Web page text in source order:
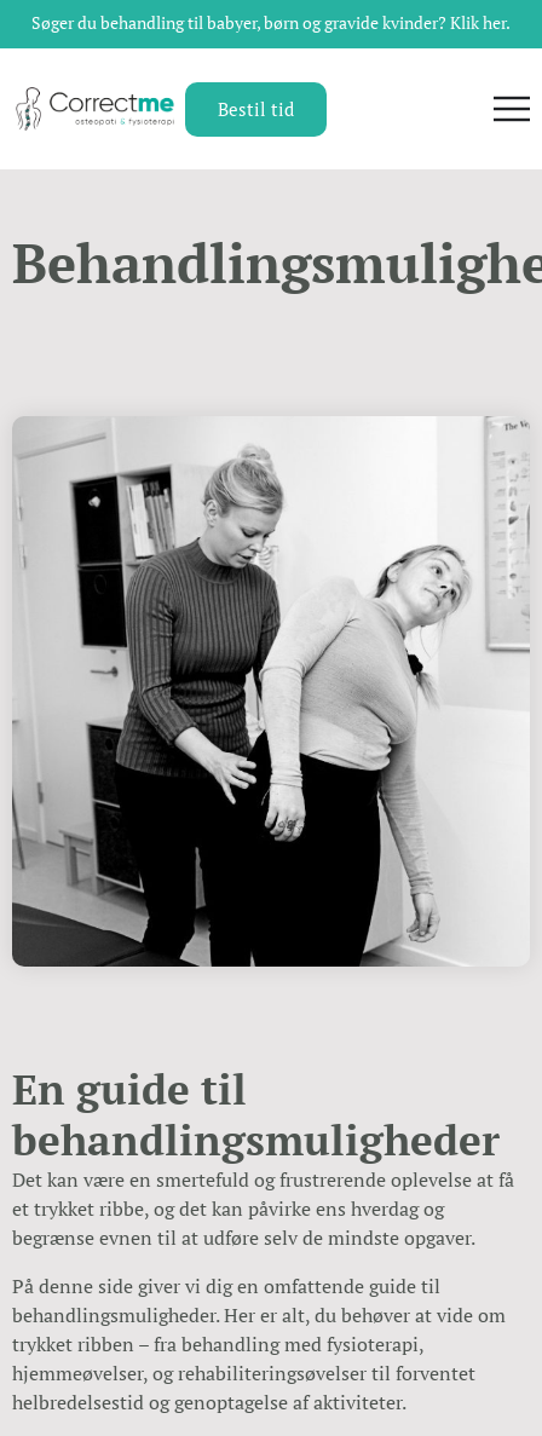
Søger du behandling til babyer, børn og gravide kvinder? Klik her.
Bestil tid
En guide til
behandlingsmuligheder
Det kan være en smertefuld og frustrerende oplevelse at få
et trykket ribbe, og det kan påvirke ens hverdag og
begrænse evnen til at udføre selv de mindste opgaver.
På denne side giver vi dig en omfattende guide til
behandlingsmuligheder. Her er alt, du behøver at vide om
trykket ribben – fra behandling med fysioterapi,
hjemmeøvelser, og rehabiliteringsøvelser til forventet
helbredelsestid og genoptagelse af aktiviteter.